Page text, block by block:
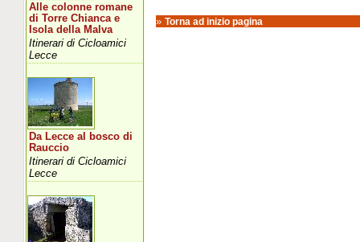
» Torna ad inizio pagina
Alle colonne romane
di Torre Chianca e
Isola della Malva
Itinerari di Cicloamici
Lecce
Da Lecce al bosco di
Rauccio
Itinerari di Cicloamici
Lecce